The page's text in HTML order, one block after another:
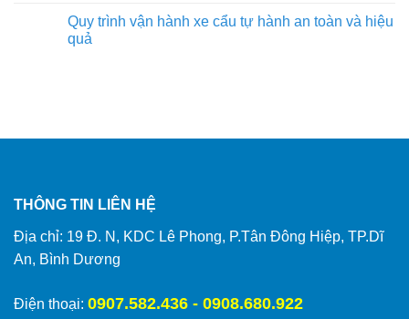
Quy trình vận hành xe cẩu tự hành an toàn và hiệu
quả
THÔNG TIN LIÊN HỆ
Địa chỉ: 19 Đ. N, KDC Lê Phong, P.Tân Đông Hiệp, TP.Dĩ
An, Bình Dương
Điện thoại: 0907.582.436 - 0908.680.922